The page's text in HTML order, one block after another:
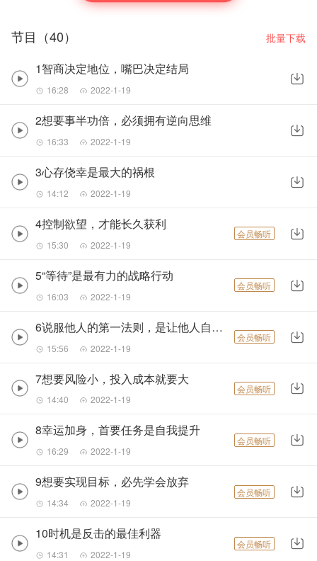
节目（40） 批量下载
1智商决定地位，嘴巴决定结局
16:28 2022-1-19
2想要事半功倍，必须拥有逆向思维
16:33 2022-1-19
3心存侥幸是最大的祸根
14:12 2022-1-19
4控制欲望，才能长久获利
15:30 2022-1-19
会员畅听
5“等待”是最有力的战略行动
16:03 2022-1-19
会员畅听
6说服他人的第一法则，是让他人自愿选择
15:56 2022-1-19
会员畅听
7想要风险小，投入成本就要大
14:40 2022-1-19
会员畅听
8幸运加身，首要任务是自我提升
16:29 2022-1-19
会员畅听
9想要实现目标，必先学会放弃
14:34 2022-1-19
会员畅听
10时机是反击的最佳利器
14:31 2022-1-19
会员畅听